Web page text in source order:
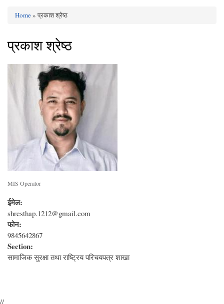
You are here
Home» प्रकाश श्रेष्‍ठ
प्रकाश श्रेष्‍ठ
MIS Operator
ईमेल:
shresthap.1212@gmail.com
फोन:
9845642867
Section:
सामाजिक सुरक्षा तथा राष्‍ट्रिय परिचयपत्र शाखा
//